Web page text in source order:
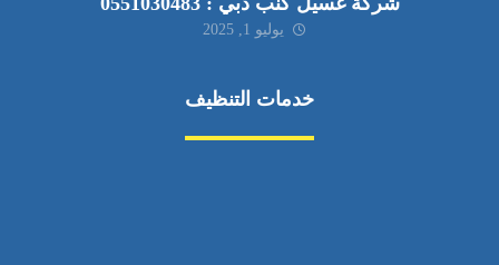
يوليو 1, 2025
خدمات التنظيف